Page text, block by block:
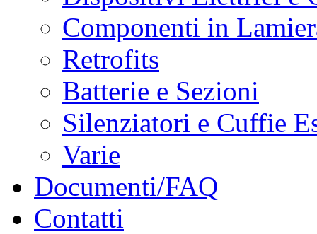
Componenti in
Retrofits
Batterie e Sezioni
Silenziatori e Cuffie
Varie
Documenti/FAQ
Contatti